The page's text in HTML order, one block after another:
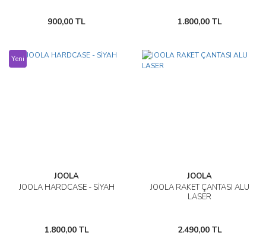
900,00 TL 1.800,00 TL
Yeni
JOOLA
JOOLA HARDCASE - SİYAH
1.800,00 TL
JOOLA
JOOLA RAKET ÇANTASI ALU
LASER
2.490,00 TL